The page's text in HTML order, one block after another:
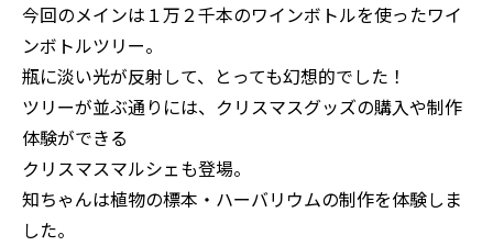
今回のメインは１万２千本のワインボトルを使ったワイ
ンボトルツリー。
瓶に淡い光が反射して、とっても幻想的でした！
ツリーが並ぶ通りには、クリスマスグッズの購入や制作
体験ができる
クリスマスマルシェも登場。
知ちゃんは植物の標本・ハーバリウムの制作を体験しま
した。